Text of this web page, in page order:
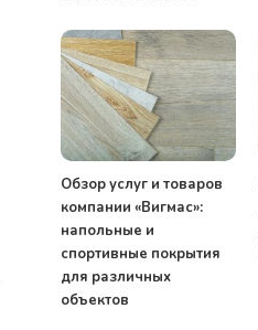
Обзор услуг и товаров
компании «Вигмас»:
напольные и
спортивные покрытия
для различных
объектов